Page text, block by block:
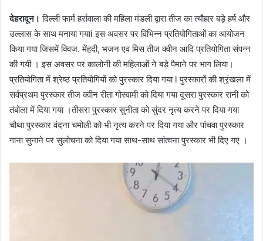
देहरादून। दिल्ली फार्म हर्रावाला की महिला मंडली द्वारा तीज का त्यौहार बड़े हर्ष और
उल्लास के साथ मनाया गयाi इस अवसर पर विभिन्न प्रतियोगिताओं का आयोजन
किया गया जिसमें क्विज. मेंहदी, भजन एव मिस तीज क्वीन आदि प्रतियोगिता संपन्न
की गयी । इस अवसर पर कालोनी की महिलाओं ने बड़े पैमाने पर भाग लिया।
प्रतियोगिता में श्रेष्ठ प्रतियोगियों को पुरस्कार दिया गया l पुरस्कारों की श्रृंखला में
सर्वप्रथम पुरस्कार तीज क्वीन रीता गोस्वामी को दिया गया दूसरा पुरस्कार रानी को
तंबोला में दिया गया ।तीसरा पुरस्कार सुनीता को सुंदर नृत्य करने पर दिया गया
चौथा पुरस्कार वंदना चमोली को भी नृत्य करने पर दिया गया और पांचवा पुरस्कार
गाना सुनाने पर सुलोचना को दिया गया साथ-साथ सांत्वना पुरस्कार भी दिए गए ।